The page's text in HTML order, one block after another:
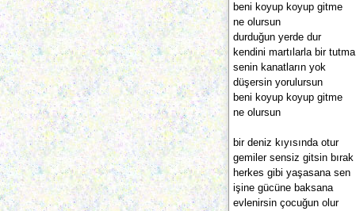
beni koyup koyup gitme
ne olursun
durduğun yerde dur
kendini martılarla bir tutma
senin kanatların yok
düşersin yorulursun
beni koyup koyup gitme
ne olursun
bir deniz kıyısında otur
gemiler sensiz gitsin bırak
herkes gibi yaşasana sen
işine gücüne baksana
evlenirsin çocuğun olur